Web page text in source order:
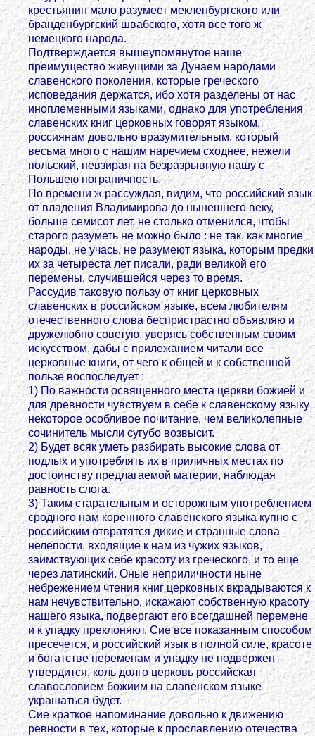
крестьянин мало разумеет мекленбургского или
бранденбургский швабского, хотя все того ж
немецкого народа.
Подтверждается вышеупомянутое наше
преимущество живущими за Дунаем народами
славенского поколения, которые греческого
исповедания держатся, ибо хотя разделены от нас
иноплеменными языками, однако для употребления
славенских книг церковных говорят языком,
россиянам довольно вразумительным, который
весьма много с нашим наречием сходнее, нежели
польский, невзирая на безразрывную нашу с
Польшею пограничность.
По времени ж рассуждая, видим, что российский язык
от владения Владимирова до нынешнего веку,
больше семисот лет, не столько отменился, чтобы
старого разуметь не можно было : не так, как многие
народы, не учась, не разумеют языка, которым предки
их за четыреста лет писали, ради великой его
перемены, случившейся через то время.
Рассудив таковую пользу от книг церковных
славенских в российском языке, всем любителям
отечественного слова беспристрастно объявляю и
дружелюбно советую, уверясь собственным своим
искусством, дабы с прилежанием читали все
церковные книги, от чего к общей и к собственной
пользе воспоследует :
1) По важности освященного места церкви божией и
для древности чувствуем в себе к славенскому языку
некоторое особливое почитание, чем великолепные
сочинитель мысли сугубо возвысит.
2) Будет всяк уметь разбирать высокие слова от
подлых и употреблять их в приличных местах по
достоинству предлагаемой материи, наблюдая
равность слога.
3) Таким старательным и осторожным употреблением
сродного нам коренного славенского языка купно с
российским отвратятся дикие и странные слова
нелепости, входящие к нам из чужих языков,
заимствующих себе красоту из греческого, и то еще
через латинский. Оные неприличности ныне
небрежением чтения книг церковных вкрадываются к
нам нечувствительно, искажают собственную красоту
нашего языка, подвергают его всегдашней перемене
и к упадку преклоняют. Сие все показанным способом
пресечется, и российский язык в полной силе, красоте
и богатстве переменам и упадку не подвержен
утвердится, коль долго церковь российская
славословием божиим на славенском языке
украшаться будет.
Сие краткое напоминание довольно к движению
ревности в тех, которые к прославлению отечества